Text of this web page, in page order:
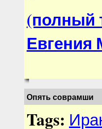
(полный
Евгения
Опять соврамши
Tags: